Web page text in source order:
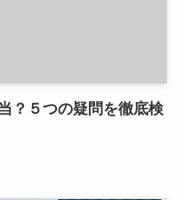
？５つの疑問を徹底検